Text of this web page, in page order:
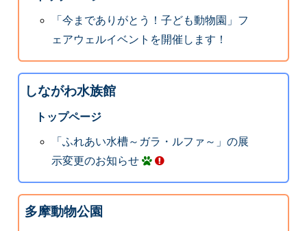
「今までありがとう！子ども動物園」フ
ェアウェルイベントを開催します！
しながわ水族館
トップページ
「ふれあい水槽～ガラ・ルファ～」の展
示変更のお知らせ
多摩動物公園